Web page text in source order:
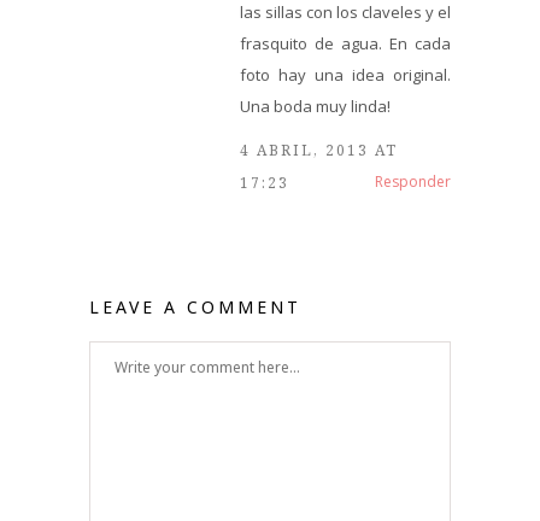
las sillas con los claveles y el
frasquito de agua. En cada
foto hay una idea original.
Una boda muy linda!
4 ABRIL, 2013 AT
17:23
Responder
LEAVE A COMMENT